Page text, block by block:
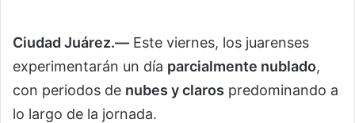
Ciudad Juárez.— Este viernes, los juarenses
experimentarán un día parcialmente nublado,
con periodos de nubes y claros predominando a
lo largo de la jornada.